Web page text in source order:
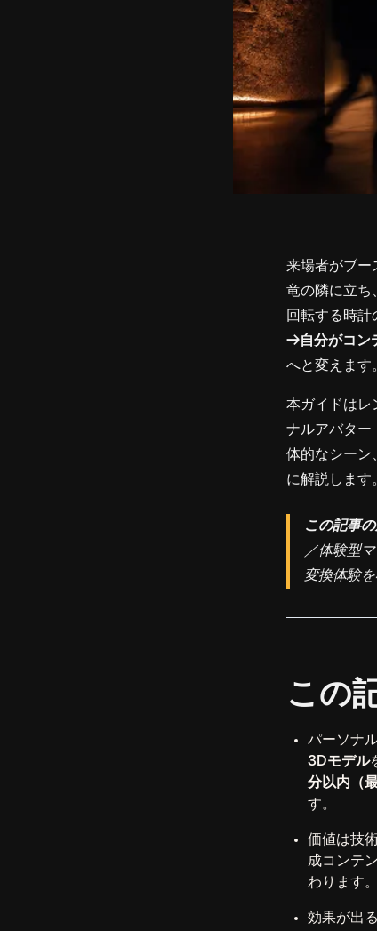
来場者がブー
竜の隣に立ち
回転する時
→自分がコン
へと変えます
本ガイドはレ
ナルアバター
体的なシーン
に解説します
この記事
／体験型
変換体験
この
パーソナ
3Dモデル
分以内（
す。
価値は技
成コンテ
わります。
効果が出